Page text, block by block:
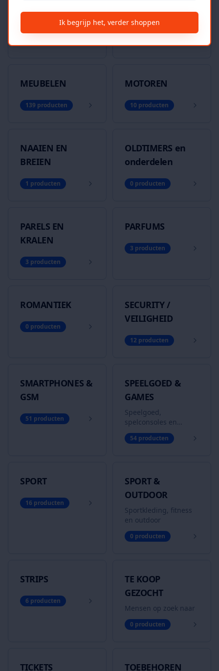
VROUW
MEUBELEN
139 producten
MOTOREN
10 producten
NAAIEN EN
BREIEN
1 producten
OLDTIMERS en
onderdelen
0 producten
PARELS EN
KRALEN
3 producten
PARFUMS
3 producten
ROMANTIEK
0 producten
SECURITY /
VEILIGHEID
12 producten
SMARTPHONES &
GSM
51 producten
SPEELGOED &
GAMES
Speelgoed,
spelconsoles en
games
54 producten
SPORT
16 producten
SPORT &
OUTDOOR
Sportkleding, fitness
en outdoor
0 producten
STRIPS
6 producten
TE KOOP
GEZOCHT
Mensen op zoek naar
0 producten
TICKETS TOEBEHOREN
Ik begrijp het, verder shoppen